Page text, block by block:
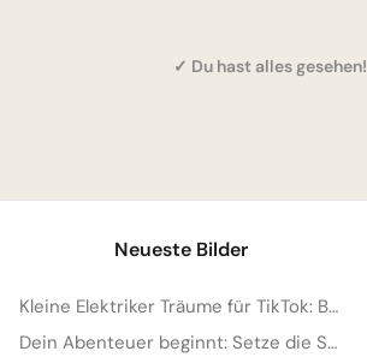
✓ Du hast alles gesehen!
Neueste Bilder
Kleine Elektriker Träume für TikTok: Berufe entdecken mit Herz
Dein Abenteuer beginnt: Setze die Segel für den Schulanfang auf Instagram!